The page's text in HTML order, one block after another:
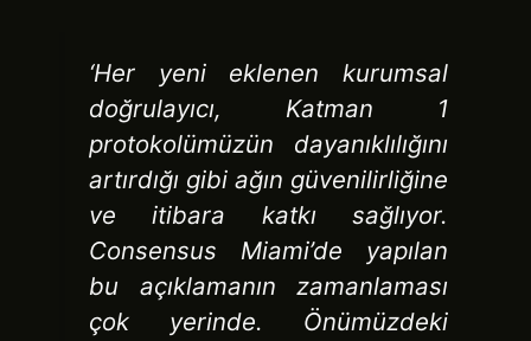
‘Her yeni eklenen kurumsal
doğrulayıcı, Katman 1
protokolümüzün dayanıklılığını
artırdığı gibi ağın güvenilirliğine
ve itibara katkı sağlıyor.
Consensus Miami’de yapılan
bu açıklamanın zamanlaması
çok yerinde. Önümüzdeki